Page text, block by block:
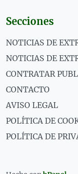
Secciones
NOTICIAS DE
NOTICIAS DE
CONTRATAR
CONTACTO
AVISO LEGAL
POLÍTICA DE
POLÍTICA DE